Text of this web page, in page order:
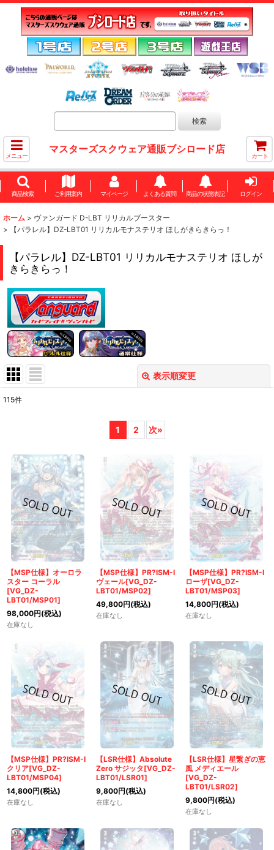
メニュー
マスターズスクウェア通販ブシロード店
カート
商品検索 ご利用案内 マイページ よくある質問 商品の状態表記 ログイン
ホーム > ヴァンガード D-LBT リリカルブースター
>
【パラレル】DZ-LBT01 リリカルモナステリオ ほしがきらきらっ！
【パラレル】DZ-LBT01 リリカルモナステリオ ほしが
きらきらっ！
表示順変更
並び順:
絞り込む
115件
1 2 次»
【MSP仕様】オーロラ
スター コーラル
[VG_DZ-
LBT01/MSP01]
98,000円(税込)
在庫なし
【MSP仕様】PR?ISM-I
ヴェール[VG_DZ-
LBT01/MSP02]
49,800円(税込)
在庫なし
【MSP仕様】PR?ISM-I
ローザ[VG_DZ-
LBT01/MSP03]
14,800円(税込)
在庫なし
【MSP仕様】PR?ISM-I
クリア[VG_DZ-
LBT01/MSP04]
14,800円(税込)
在庫なし
【LSR仕様】Absolute
Zero サジッタ[VG_DZ-
LBT01/LSR01]
9,800円(税込)
在庫なし
【LSR仕様】星繋ぎの恵
風 メディエール
[VG_DZ-
LBT01/LSR02]
9,800円(税込)
在庫なし